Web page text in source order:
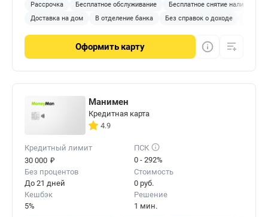
Рассрочка Бесплатное обслуживание
Бесплатное снятие наличных
Доставка на дом
В отделение банка Без справок о доходе
Оформить карту
Манимен
Кредитная карта
4.9
Кредитный лимит
30 000 ₽
ПСК
0 - 292%
Без процентов
До 21 дней
Стоимость
0 руб.
Кешбэк
5%
Решение
1 мин.